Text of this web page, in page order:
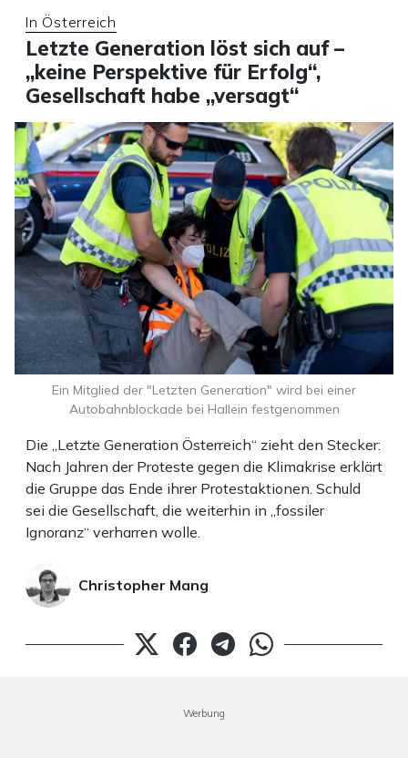
In Österreich
Letzte Generation löst sich auf –
„keine Perspektive für Erfolg“,
Gesellschaft habe „versagt“
Die „Letzte Generation Österreich“ zieht den Stecker:
Nach Jahren der Proteste gegen die Klimakrise erklärt
die Gruppe das Ende ihrer Protestaktionen. Schuld
sei die Gesellschaft, die weiterhin in „fossiler
Ignoranz“ verharren wolle.
Christopher Mang
Ein Mitglied der "Letzten Generation" wird bei einer
Autobahnblockade bei Hallein festgenommen
Werbung